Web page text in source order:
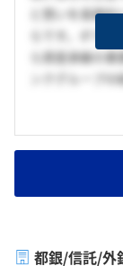
して成長した
おいて実現した
と想いを長期
らです。ボラ
ら資産承継の
ンクグループ
ューションを
相続・遺言信
化する社会課
都銀/信託/外